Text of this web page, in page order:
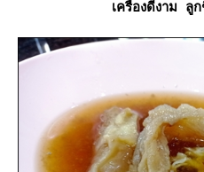
เครื่องดีงาม ลู